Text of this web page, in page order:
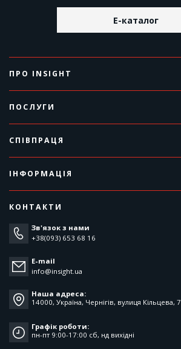
E-каталог
ПРО INSIGHT
ПОСЛУГИ
СПІВПРАЦЯ
ІНФОРМАЦІЯ
КОНТАКТИ
Зв'язок з нами
+38(093) 653 68 16
E-mail
info@insight.ua
Наша адреса:
14000, Україна, Чернігів, вулиця Кільцева, 7
Графік роботи:
пн-пт 9:00-17:00 cб, нд вихідні